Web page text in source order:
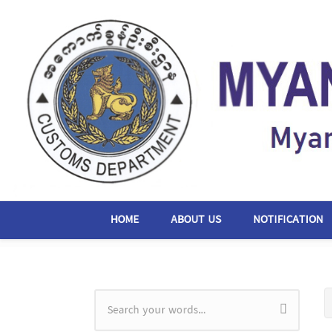
HOME ABOUT US NOTIFICATION
Search form